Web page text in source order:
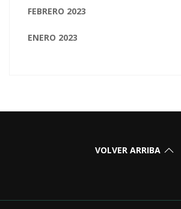
FEBRERO 2023
ENERO 2023
VOLVER ARRIBA